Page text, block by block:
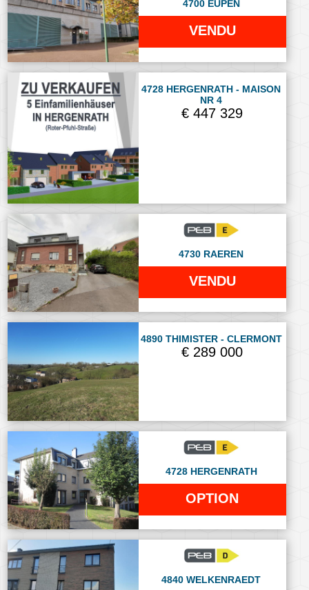
4700 EUPEN
VENDU
4728 HERGENRATH - MAISON
NR 4
€ 447 329
4730 RAEREN
VENDU
4890 THIMISTER - CLERMONT
€ 289 000
4728 HERGENRATH
OPTION
4840 WELKENRAEDT